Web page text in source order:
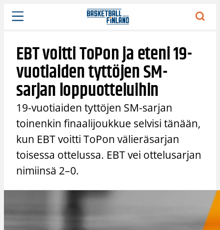
Siirry
sisältöön
EBT voitti ToPon ja eteni 19-
vuotiaiden tyttöjen SM-
sarjan loppuotteluihin
19-vuotiaiden tyttöjen SM-sarjan
toinenkin finaalijoukkue selvisi tänään,
kun EBT voitti ToPon välieräsarjan
toisessa ottelussa. EBT vei ottelusarjan
nimiinsä 2–0.